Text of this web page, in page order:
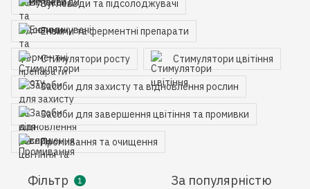
Вуглеводи та підсолоджувачі
Ензими та ферментні препарати
Стимулятори росту Стимулятори цвітіння
Засоби для захисту та відновлення рослин
Засоби для завершення цвітіння та промивки
Промивання та очищення
Фільтр 1 За популярністю